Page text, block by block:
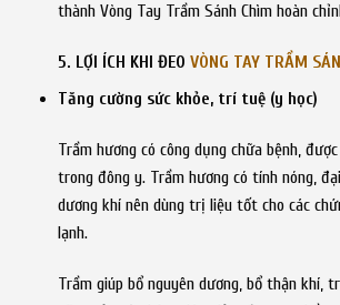
thành Vòng Tay Trầm Sánh Chìm hoàn
5. LỢI ÍCH KHI ĐEO VÒNG TAY TRẦM
Tăng cường sức khỏe, trí tuệ (y học)
Trầm hương có công dụng chữa bệnh,
trong đông y. Trầm hương có tính nóng,
dương khí nên dùng trị liệu tốt cho các
lạnh.
Trầm giúp bổ nguyên dương, bổ thận khí,